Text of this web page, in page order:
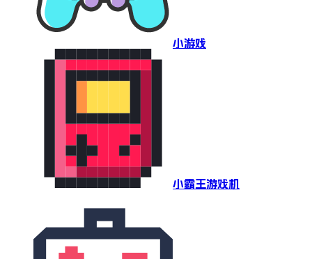
小游戏
小霸王游戏机